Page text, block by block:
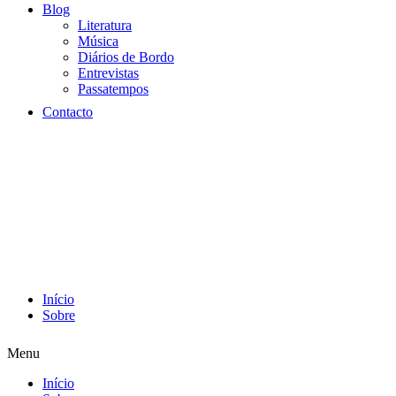
Blog
Literatura
Música
Diários de Bordo
Entrevistas
Passatempos
Contacto
Início
Sobre
Menu
Início